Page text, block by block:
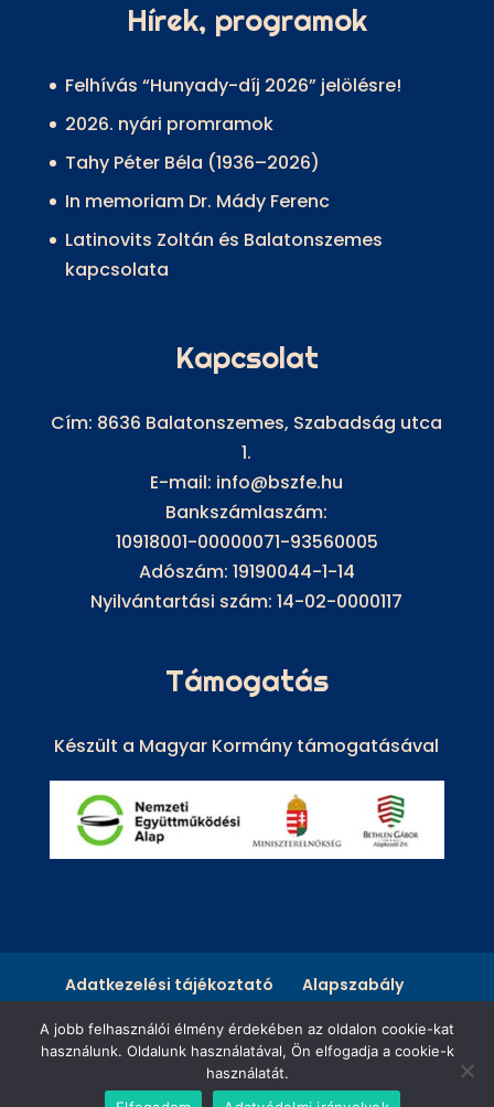
Hírek, programok
Felhívás “Hunyady-díj 2026” jelölésre!
2026. nyári promramok
Tahy Péter Béla (1936–2026)
In memoriam Dr. Mády Ferenc
Latinovits Zoltán és Balatonszemes
kapcsolata
Kapcsolat
Cím: 8636 Balatonszemes, Szabadság utca
1.
E-mail: info@bszfe.hu
Bankszámlaszám:
10918001-00000071-93560005
Adószám: 19190044-1-14
Nyilvántartási szám: 14-02-0000117
Támogatás
Készült a Magyar Kormány támogatásával
Adatkezelési tájékoztató Alapszabály
WeblapDesign Weboldal készítés|
Copyright © Balatonszemesi
A jobb felhasználói élmény érdekében az oldalon cookie-kat
használunk. Oldalunk használatával, Ön elfogadja a cookie-k
használatát.